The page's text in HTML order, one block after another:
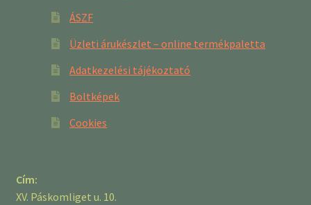
ÁSZF
Üzleti árukészlet – online termékpaletta
Adatkezelési tájékoztató
Boltképek
Cookies
Cím:
XV. Páskomliget u. 10.